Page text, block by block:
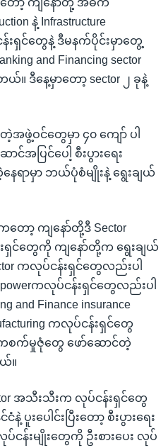
နဲ့ Infrastructure
းရှင်တွေနဲ့ ဒီမနက်ပိုင်းမှာတွေ့
and Financing sector
ဒီနေ့မှာတော့ sector ၂ ခုနဲ့
ဖွဲ့ဝင်တွေမှာ ၄၀ ကျော် ပါ
အပြင်ပေါ့ စီးပွားရေး
ရာမှာ ဘယ်ပုံစံမျိုးနဲ့ ရွေးချယ်
ော့ ကျနော်တို့ဒီ Sector
တွေကို ကျနော်တို့က ရွေးချယ်
ကလုပ်ငန်းရှင်တွေလည်းပါ
powerကလုပ်ငန်းရှင်တွေလည်းပါ
Finance insurance
ကလုပ်ငန်းရှင်တွေ
စက်မှုဇုံတွေ ဖော်ဆောင်တဲ့
။
အသီးသီးက လုပ်ငန်းရှင်တွေ
းပေါင်းပြီးတော့ စီးပွားရေး
းမျိုးတွေကို ဦးစားပေး လုပ်